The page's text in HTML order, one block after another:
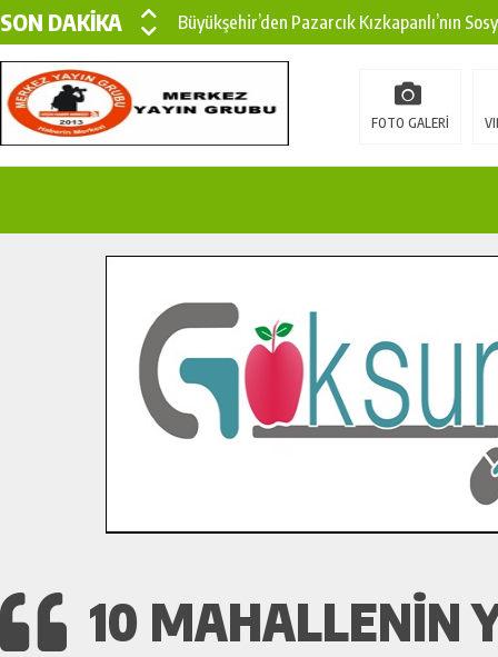
SON DAKİKA
Büyükşehir’den Pazarcık Kızkapanlı’nın
Büyükşehir’den Pazarcık Kırsalına Modern
Çin’den KSÜ’ye Uluslararası Başarı:
İlçe Jandarma Komutanı Karakaya’dan
Bertiz’in Yeni Köprüsünde Sona Doğru.
FOTO GALERİ
10 MAHALLENIN